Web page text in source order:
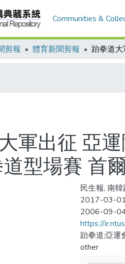
Communities &
剪報 體育新聞剪報
軍出征 亞
型場賽 首
民生報, 南
2017-03-
2006-09-
https://
跆拳道;亞運
other